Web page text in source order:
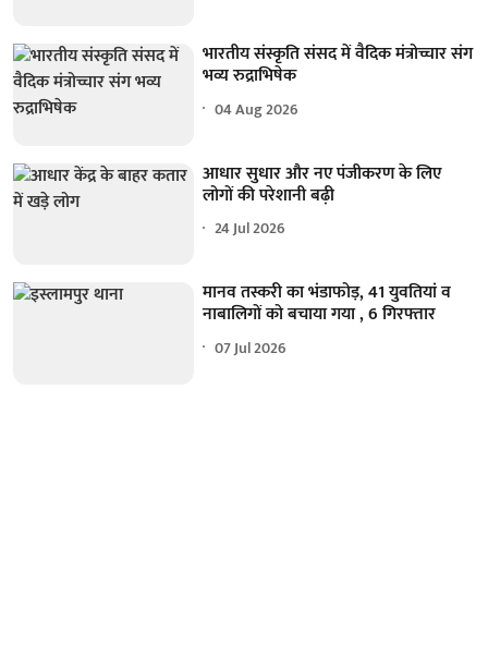
भारतीय संस्कृति संसद में वैदिक मंत्रोच्चार संग
भव्य रुद्राभिषेक
04 Aug 2026
आधार सुधार और नए पंजीकरण के लिए
लोगों की परेशानी बढ़ी
24 Jul 2026
मानव तस्करी का भंडाफोड़, 41 युवतियां व
नाबालिगों को बचाया गया , 6 गिरफ्तार
07 Jul 2026